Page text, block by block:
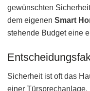
gewünschten
dem eigenen Smart
stehende Budget eine
Sicherheit ist oft das
einer Türsprechanlage.